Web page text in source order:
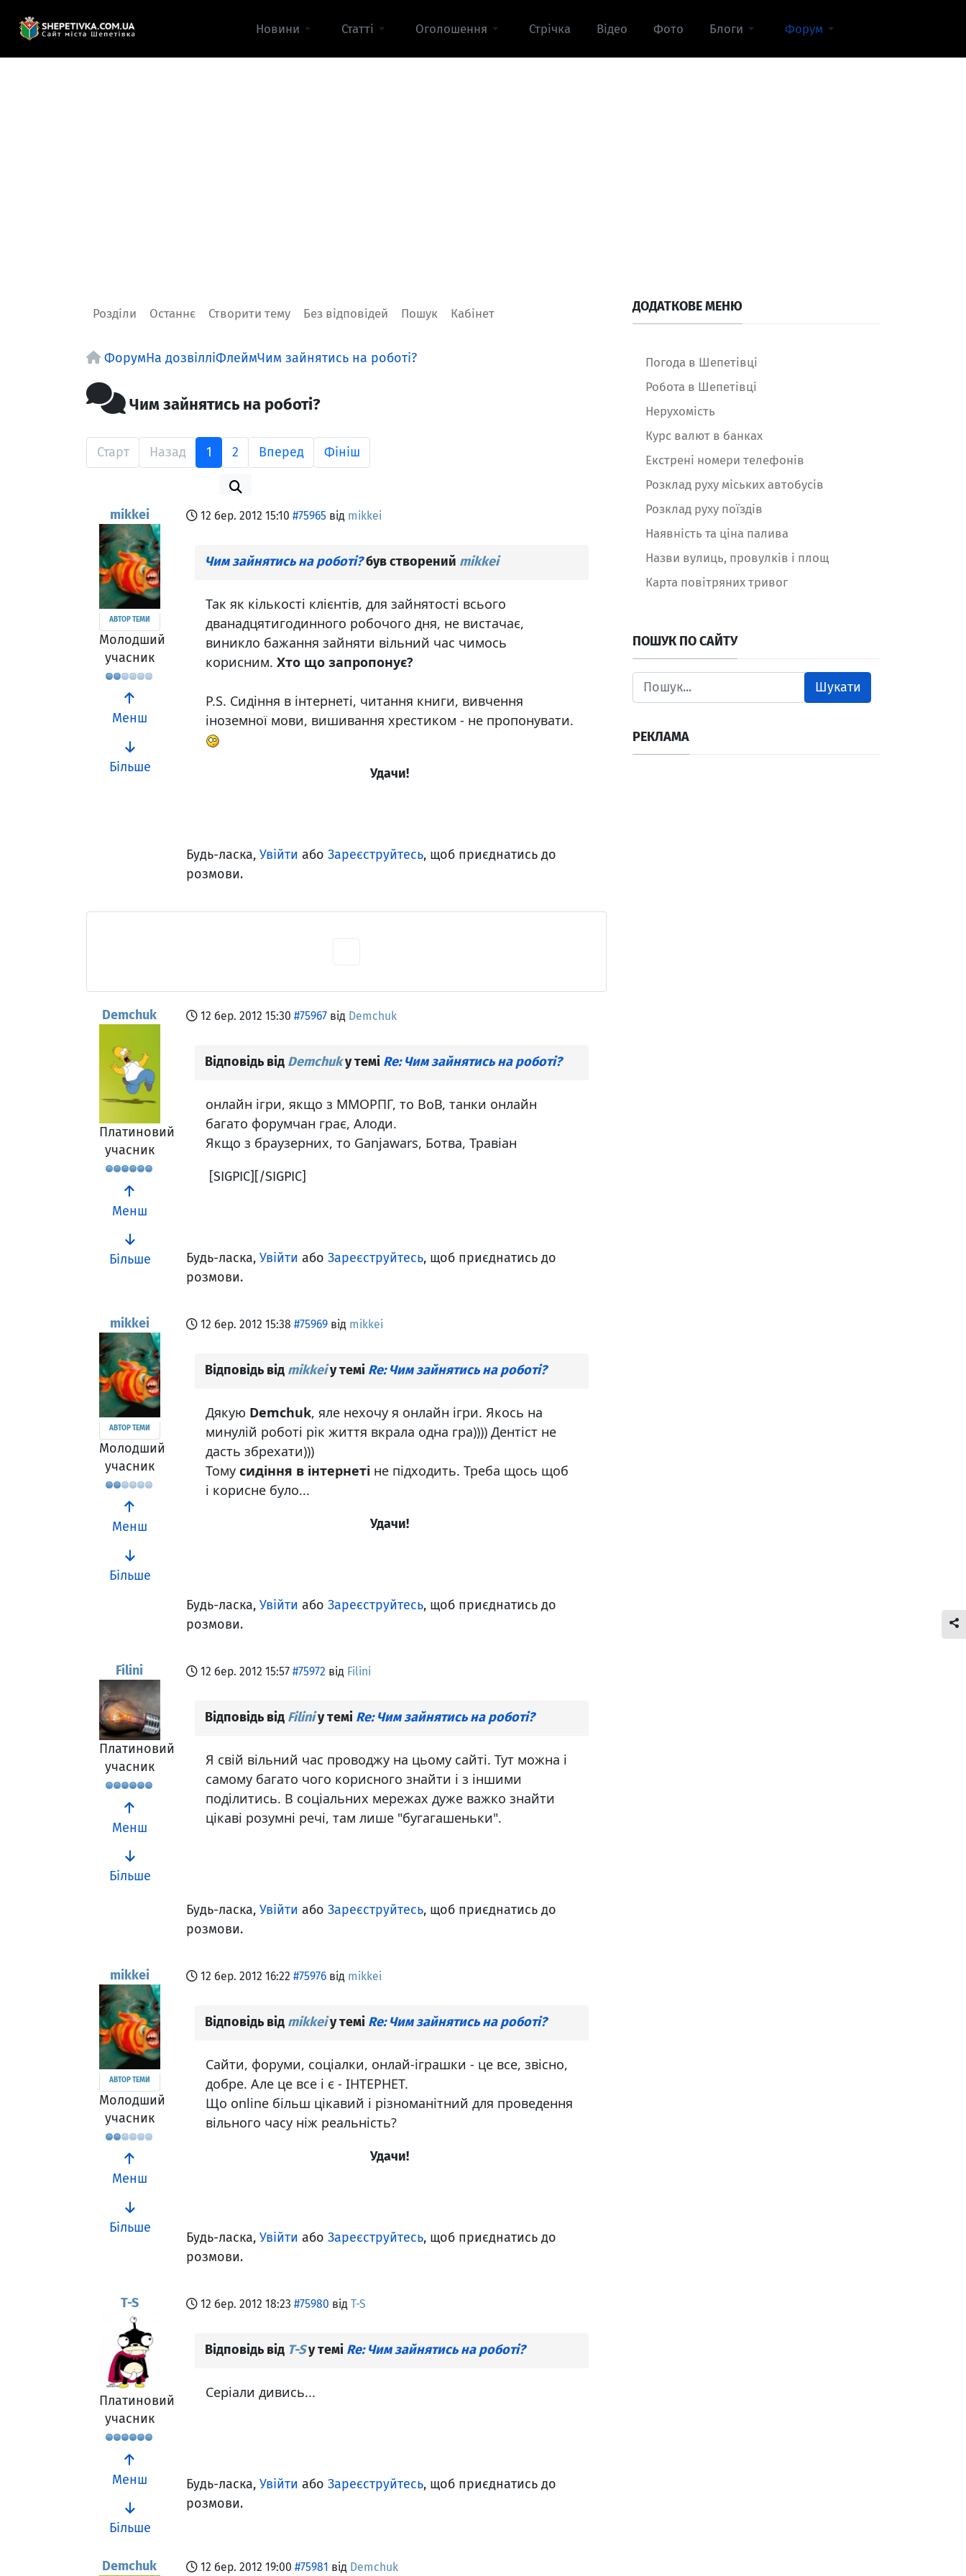
Новини Статті Оголошення Стрічка Відео Фото Блоги Форум
Розділи Останнє Створити тему Без відповідей Пошук Кабінет
ФорумНа дозвілліФлеймЧим зайнятись на роботі?
Чим зайнятись на роботі?
Старт Назад 1 2 Вперед Фініш
mikkei
АВТОР ТЕМИ
Молодший
учасник
Менш
Більше
12 бер. 2012 15:10 #75965 від mikkei
Чим зайнятись на роботі?був створений mikkei
Так як кількості клієнтів, для зайнятості всього
дванадцятигодинного робочого дня, не вистачає,
виникло бажання зайняти вільний час чимось
корисним. Хто що запропонує?
P.S. Сидіння в інтернеті, читання книги, вивчення
іноземної мови, вишивання хрестиком - не пропонувати.
Удачи!
Будь-ласка, Увійти або Зареєструйтесь, щоб приєднатись до
розмови.
Demchuk
Платиновий
учасник
Менш
Більше
12 бер. 2012 15:30 #75967 від Demchuk
Відповідь від Demchukу темі Re: Чим зайнятись на роботі?
онлайн ігри, якщо з ММОРПГ, то ВоВ, танки онлайн
багато форумчан грає, Алоди.
Якщо з браузерних, то Ganjawars, Ботва, Травіан
[SIGPIC][/SIGPIC]
Будь-ласка, Увійти або Зареєструйтесь, щоб приєднатись до
розмови.
mikkei
АВТОР ТЕМИ
Молодший
учасник
Менш
Більше
12 бер. 2012 15:38 #75969 від mikkei
Відповідь від mikkeiу темі Re: Чим зайнятись на роботі?
Дякую Demchuk, яле нехочу я онлайн ігри. Якось на
минулій роботі рік життя вкрала одна гра)))) Дентіст не
дасть збрехати)))
Тому сидіння в інтернетіне підходить. Треба щось щоб
і корисне було...
Удачи!
Будь-ласка, Увійти або Зареєструйтесь, щоб приєднатись до
розмови.
Filini
Платиновий
учасник
Менш
Більше
12 бер. 2012 15:57 #75972 від Filini
Відповідь від Filiniу темі Re: Чим зайнятись на роботі?
Я свій вільний час проводжу на цьому сайті. Тут можна і
самому багато чого корисного знайти і з іншими
поділитись. В соціальних мережах дуже важко знайти
цікаві розумні речі, там лише "бугагашеньки".
Будь-ласка, Увійти або Зареєструйтесь, щоб приєднатись до
розмови.
mikkei
АВТОР ТЕМИ
Молодший
учасник
Менш
Більше
12 бер. 2012 16:22 #75976 від mikkei
Відповідь від mikkeiу темі Re: Чим зайнятись на роботі?
Сайти, форуми, соціалки, онлай-іграшки - це все, звісно,
добре. Але це все і є - ІНТЕРНЕТ.
Що online більш цікавий і різноманітний для проведення
вільного часу ніж реальність?
Удачи!
Будь-ласка, Увійти або Зареєструйтесь, щоб приєднатись до
розмови.
T-S
Платиновий
учасник
Менш
Більше
12 бер. 2012 18:23 #75980 від T-S
Відповідь від T-Sу темі Re: Чим зайнятись на роботі?
Серіали дивись...
Будь-ласка, Увійти або Зареєструйтесь, щоб приєднатись до
розмови.
Demchuk 12 бер. 2012 19:00 #75981 від Demchuk
ДОДАТКОВЕ МЕНЮ
Погода в Шепетівці
Робота в Шепетівці
Нерухомість
Курс валют в банках
Екстрені номери телефонів
Розклад руху міських автобусів
Розклад руху поїздів
Наявність та ціна палива
Назви вулиць, провулків і площ
Карта повітряних тривог
ПОШУК ПО САЙТУ
Шукати
РЕКЛАМА